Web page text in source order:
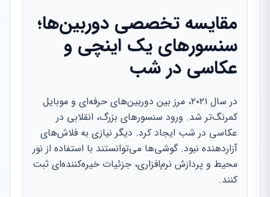
مقایسه تخصصی دوربین‌ها؛
سنسورهای یک اینچی و
عکاسی در شب
در سال ۲۰۲۱، مرز بین دوربین‌های حرفه‌ای و موبایل
کمرنگ‌تر شد. ورود سنسورهای بزرگ، انقلابی در
عکاسی در شب ایجاد کرد. دیگر نیازی به فلاش‌های
آزاردهنده نبود. گوشی‌ها می‌توانستند با استفاده از نور
محیط و پردازش نرم‌افزاری، جزئیات خیره‌کننده‌ای ثبت
کنند.